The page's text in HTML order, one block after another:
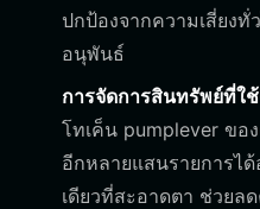
ปกป้องจากความเสี่ยงทั่
อนุพันธ์
การจัดการสินทรัพย์ที่ใช้
โทเค็น pumplever ข
อีกหลายแสนรายการไ
เดียวที่สะอาดตา ช่วยล